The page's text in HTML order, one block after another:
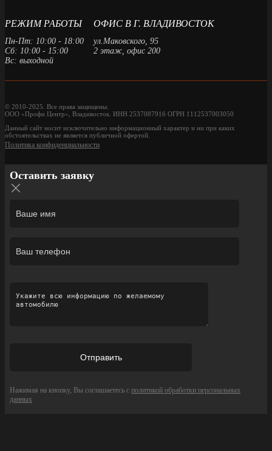
РЕЖИМ РАБОТЫ
Пн-Пт: 10:00 - 18:00
Сб: 10:00 - 15:00
Вс: выходной
ОФИС В Г. ВЛАДИВОСТОК
ул.Маковского, 95
2 этаж, офис 200
© 2010-2025. Все права защищены.
ООО «Профи Центр», Владивосток. ИНН 2537087916 ОГРН 1112537003050
Данный сайт носит исключительно информационный характер и ни при каких
обстоятельствах не является публичной офертой.
Политика конфиденциальности
Оставить заявку
Нажимая на кнопку, Вы соглашаетесь с политикой обработки персональных
данных